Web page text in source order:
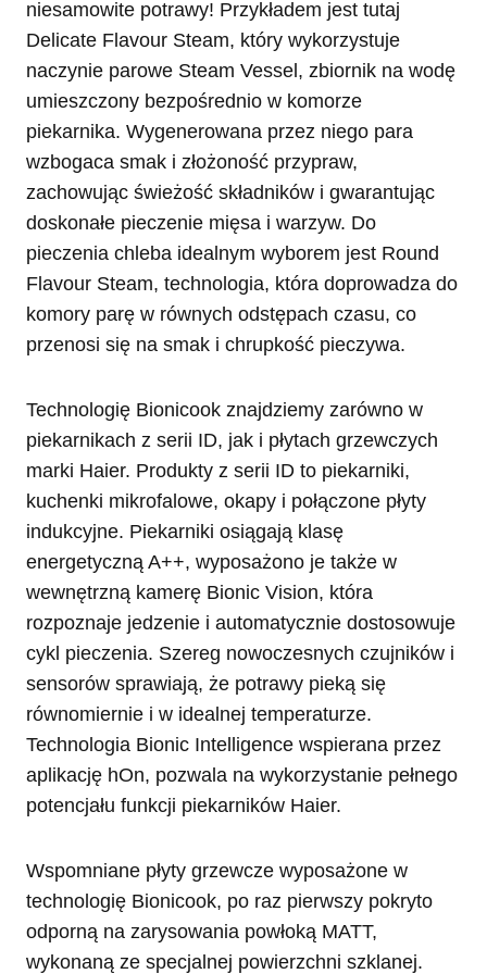
niesamowite potrawy! Przykładem jest tutaj
Delicate Flavour Steam, który wykorzystuje
naczynie parowe Steam Vessel, zbiornik na wodę
umieszczony bezpośrednio w komorze
piekarnika. Wygenerowana przez niego para
wzbogaca smak i złożoność przypraw,
zachowując świeżość składników i gwarantując
doskonałe pieczenie mięsa i warzyw. Do
pieczenia chleba idealnym wyborem jest Round
Flavour Steam, technologia, która doprowadza do
komory parę w równych odstępach czasu, co
przenosi się na smak i chrupkość pieczywa.
Technologię Bionicook znajdziemy zarówno w
piekarnikach z serii ID, jak i płytach grzewczych
marki Haier. Produkty z serii ID to piekarniki,
kuchenki mikrofalowe, okapy i połączone płyty
indukcyjne. Piekarniki osiągają klasę
energetyczną A++, wyposażono je także w
wewnętrzną kamerę Bionic Vision, która
rozpoznaje jedzenie i automatycznie dostosowuje
cykl pieczenia. Szereg nowoczesnych czujników i
sensorów sprawiają, że potrawy pieką się
równomiernie i w idealnej temperaturze.
Technologia Bionic Intelligence wspierana przez
aplikację hOn, pozwala na wykorzystanie pełnego
potencjału funkcji piekarników Haier.
Wspomniane płyty grzewcze wyposażone w
technologię Bionicook, po raz pierwszy pokryto
odporną na zarysowania powłoką MATT,
wykonaną ze specjalnej powierzchni szklanej.